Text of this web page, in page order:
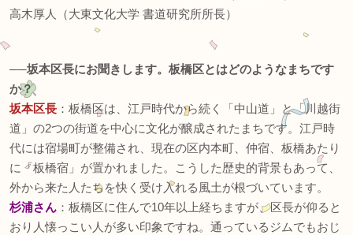
高木厚人（大東文化大学 書道研究所所長）
──坂本区長にお聞きします。板橋区とはどのようなまちです
か？
坂本区長 ：板橋区は、江戸時代から続く「中山道」と「川越街
道」の2つの街道を中心に文化が醸成されたまちです。江戸時
代には宿場町が整備され、現在の区内本町、仲宿、板橋あたり
に「板橋宿」が置かれました。こうした歴史的背景もあって、
外から来た人たちを快く受け入れる風土が根づいています。
杉浦さん ：板橋区に住んで10年以上経ちますが、区長が仰ると
おり人懐っこい人が多い印象ですね。通っているジムでもおじ